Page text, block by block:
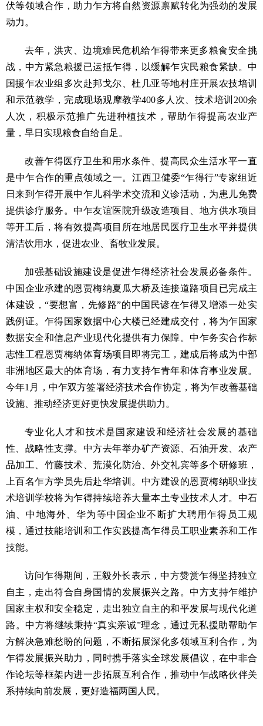
伏等领域合作，助力乍方将自然资源禀赋转化为强劲的发展
动力。
去年，洪灾、边境难民危机给乍得带来更多粮食安全挑
战，中方紧急粮援已运抵乍得，以缓解乍灾民粮食紧缺。中
国援乍农业组多次赴邦戈尔、杜几亚等地村庄开展农技培训
和示范教学，完成现场观摩教学400多人次、技术培训200余
人次，积极示范推广先进种植技术，帮助乍得提高农业产
量，早日实现粮食自给自足。
改善乍得医疗卫生和用水条件、提高民众生活水平一直
是中乍合作的重点领域之一。江西卫健委“乍得行”专家组近
日来到乍得开展中乍儿科学术交流和义诊活动，为患儿免费
提供诊疗服务。中乍友谊医院升级改造项目、地方供水项目
等开工后，将有效提高项目所在地居民医疗卫生水平并提供
清洁饮用水，促进农业、畜牧业发展。
加强基础设施建设是促进乍得经济社会发展必备条件。
中国企业承建的恩贾梅纳夏瓜大桥及连接道路项目已完成主
体建设，“要想富，先修路”的中国民谚在乍得又增添一处实
践例证。乍得国家数据中心大楼已经建成交付，将为乍国家
数据安全和信息产业现代化提供有力保障。中乍务实合作标
志性工程恩贾梅纳体育场项目即将完工，建成后将成为中部
非洲地区最大的体育场，有力支持乍青年和体育事业发展。
今年1月，中乍双方签署经济技术合作协定，将为乍改善基础
设施、推动经济更好更快发展提供助力。
专业化人才和技术是国家建设和经济社会发展的基础
性、战略性支撑。中方去年举办矿产资源、石油开发、农产
品加工、竹藤技术、荒漠化防治、外交礼宾等多个研修班，
上百名乍方学员先后赴华培训。中方建设的恩贾梅纳职业技
术培训学校将为乍得持续培养大量本土专业技术人才。中石
油、中地海外、华为等中国企业不断扩大聘用乍得员工规
模，通过技能培训和工作实践提高乍得员工职业素养和工作
技能。
访问乍得期间，王毅外长表示，中方赞赏乍得坚持独立
自主，走出符合自身国情的发展振兴之路。中方支持乍维护
国家主权和安全稳定，走出独立自主的和平发展与现代化道
路。中方将继续秉持“真实亲诚”理念，通过无私援助帮助乍
方解决急难愁盼的问题，不断拓展深化多领域互利合作，为
乍得发展振兴助力，同时携手落实全球发展倡议，在中非合
作论坛等框架内进一步拓展互利合作，推动中乍战略伙伴关
系持续向前发展，更好造福两国人民。